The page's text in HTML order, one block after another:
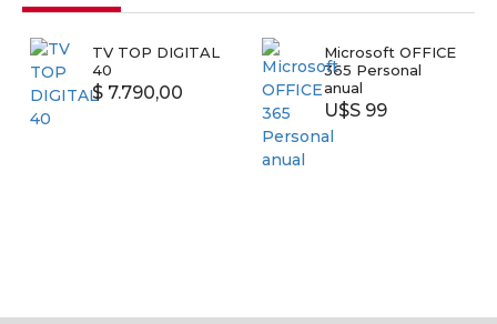
TV TOP DIGITAL
40
$ 7.790,00
Microsoft OFFICE
365 Personal
anual
U$S 99